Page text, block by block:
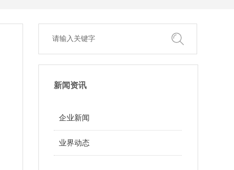
搜索
企业新闻
业界动态
新闻资讯